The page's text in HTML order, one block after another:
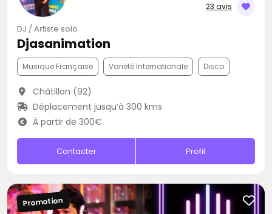
23 avis
DJ / Artiste solo
Djasanimation
Musique Française Variété Internationale Disco
Châtillon (92)
Déplacement jusqu’à 300 kms
À partir de 300€
Contacter Profil
Promotion